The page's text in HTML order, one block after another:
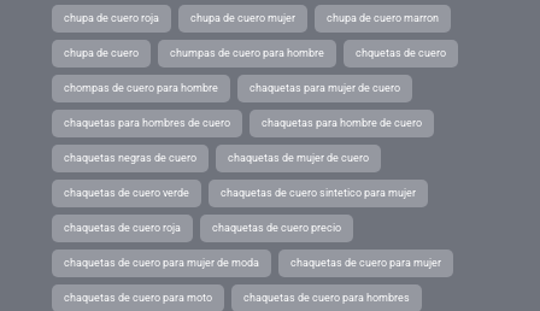
chupa de cuero roja chupa de cuero mujer chupa de cuero marron
chupa de cuero chumpas de cuero para hombre chquetas de cuero
chompas de cuero para hombre chaquetas para mujer de cuero
chaquetas para hombres de cuero chaquetas para hombre de cuero
chaquetas negras de cuero chaquetas de mujer de cuero
chaquetas de cuero verde chaquetas de cuero sintetico para mujer
chaquetas de cuero roja chaquetas de cuero precio
chaquetas de cuero para mujer de moda chaquetas de cuero para mujer
chaquetas de cuero para moto chaquetas de cuero para hombres